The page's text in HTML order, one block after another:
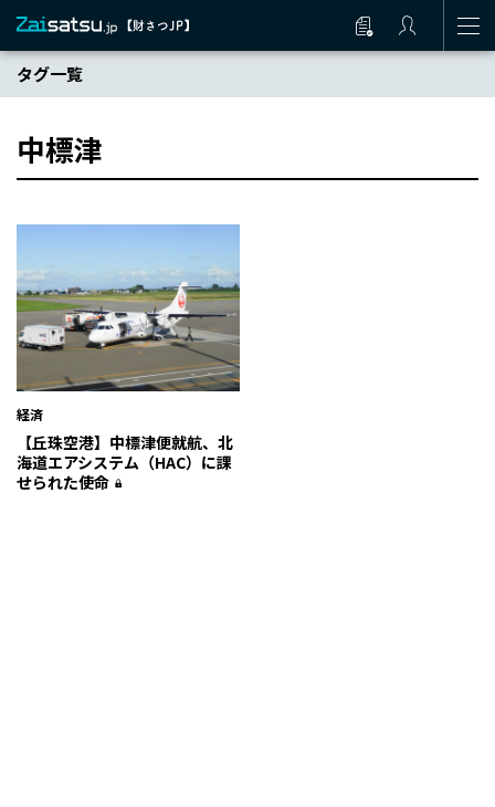
タグ一覧
中標津
経済
【丘珠空港】中標津便就航、北
海道エアシステム（HAC）に課
せられた使命